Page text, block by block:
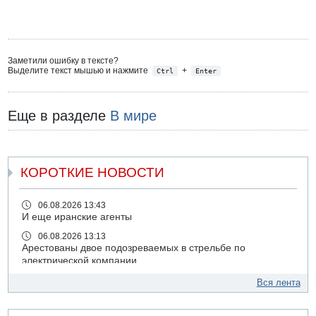
Заметили ошибку в тексте?
Выделите текст мышью и нажмите
Ctrl + Enter
Еще в разделе В мире
КОРОТКИЕ НОВОСТИ
06.08.2026 13:43
И еще иранские агенты
06.08.2026 13:13
Арестованы двое подозреваемых в стрельбе по
электрической компании
Возле Кирьят-Арбы пожар на местности
06.08.2026 12:06
Вся лента